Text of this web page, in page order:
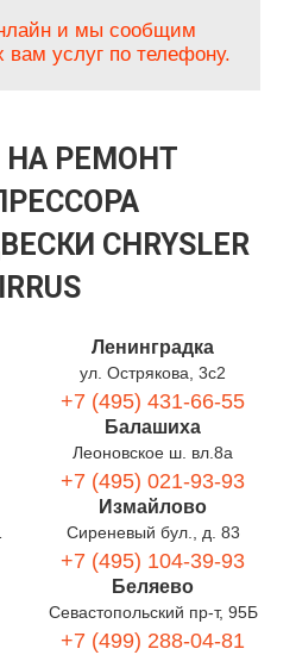
и мы сообщим
услуг по телефону.
НА РЕМОНТ
CHRYSLER
Ленинградка
ул. Острякова, 3с2
+7 (495) 431-66-55
Балашиха
Леоновское ш. вл.8а
+7 (495) 021-93-93
Измайлово
Сиреневый бул., д. 83
+7 (495) 104-39-93
Беляево
Севастопольский пр-т, 95Б
+7 (499) 288-04-81